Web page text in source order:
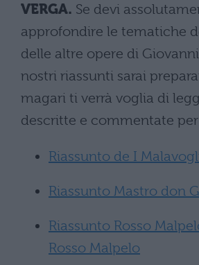
VERGA. Se devi
approfondire le tematiche
delle altre opere di
nostri riassunti sarai
magari ti verrà voglia di
descritte e commentate
Riassunto de I
Riassunto Mastro don
Riassunto Rosso
Rosso Malpelo